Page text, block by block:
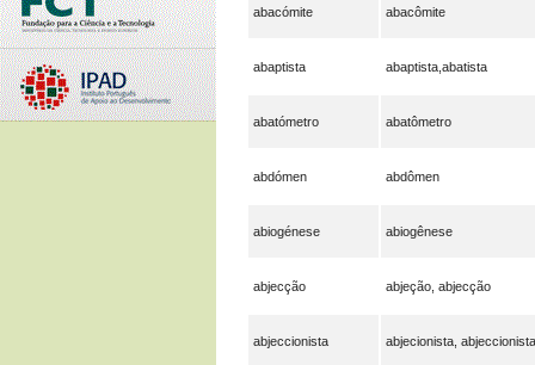
abacómite abacômite
abaptista abaptista,abatista
abatómetro abatômetro
abdómen abdômen
abiogénese abiogênese
abjecção abjeção, abjecção
abjeccionista abjecionista, abjeccionista